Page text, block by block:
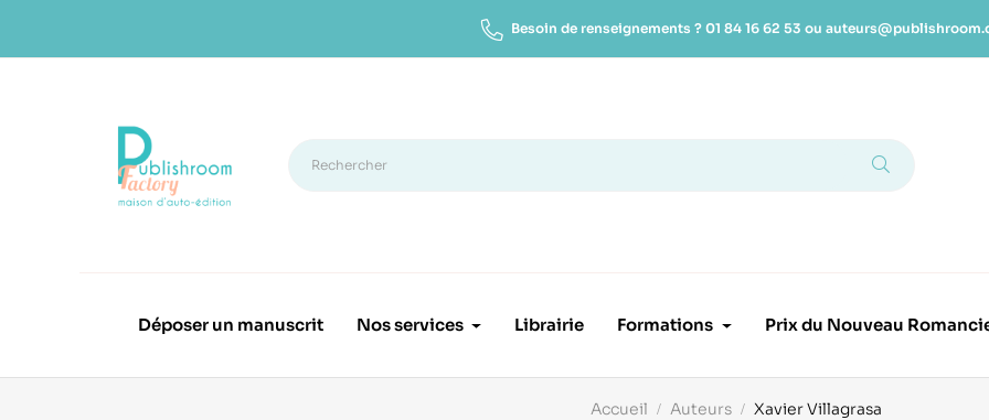
Besoin de renseignements ? 01 84 16 62 53 ou
Déposer un manuscrit Nos services Librairie Formations Prix du Nouveau
Accueil Auteurs Xavier Villagrasa